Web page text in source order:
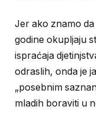
Jer ako znamo
godine okupljaju
ispraćaja
odraslih, onda je
„posebnim
mladih boraviti u